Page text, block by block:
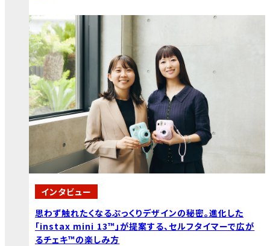
インタビュー
思わず触れたくなるぷっくりデザインの秘密。進化した
「instax mini 13™」が提案する、セルフタイマーで広が
るチェキ™の楽しみ方